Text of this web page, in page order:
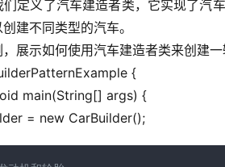
定义了汽车建造者类，它实现了汽
建不同类型的汽车。
展示如何使用汽车建造者类来创建一
{
main(String[] args) {
= new CarBuilder();